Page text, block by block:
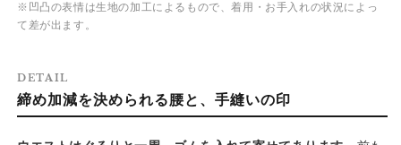
※凹凸の表情は生地の加工によるもので、着用・お手入れの状況によっ
て差が出ます。
DETAIL
締め加減を決められる腰と、手縫いの印